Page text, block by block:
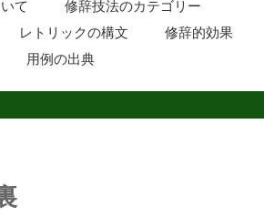
て
修辞技法のカテゴリー
レトリックの構文
修辞的効果
用例の出典